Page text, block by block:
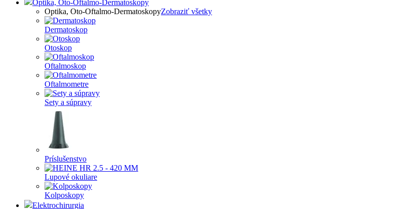
Optika, Oto-Oftalmo-Dermatoskopy
Optika, Oto-Oftalmo-DermatoskopyZobraziť všetky
Dermatoskop
Otoskop
Oftalmoskop
Oftalmometre
Sety a súpravy
Príslušenstvo
Lupové okuliare
Kolposkopy
Elektrochirurgia